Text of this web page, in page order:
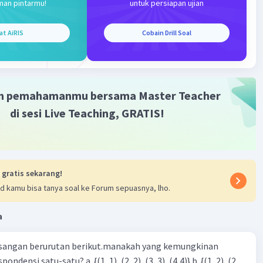
= (α/360⁰) × πr²
Jadi, luas juring OPQ adalah 15,7 cm². Semoga
·5.0(3) Balas
Iklan
·0.0(0) Balas
pintarmu!
AiRIS
untuk persiapan ujian
Cobain Drill Soal
pemahamanmu bersama Master Teacher
di sesi Live Teaching, GRATIS!
gratis sekarang!
kamu bisa tanya soal ke Forum sepuasnya, lho.
berurutan berikut.manakah yang kemungkinan